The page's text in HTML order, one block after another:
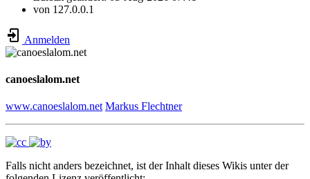
von 127.0.0.1
Anmelden
canoeslalom.net
www.canoeslalom.net Markus Flechtner
Falls nicht anders bezeichnet, ist der Inhalt dieses Wikis unter der